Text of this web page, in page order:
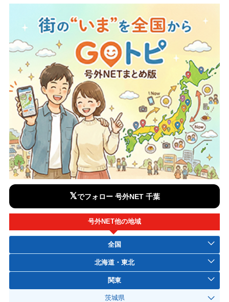
𝕏でフォロー 号外NET 千葉
号外NET他の地域
全国
北海道・東北
関東
茨城県